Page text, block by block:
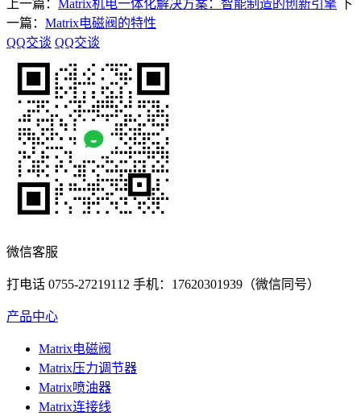
上一篇： Matrix机电一体化解决方案：智能制造的创新引擎 下
一篇： Matrix电磁阀的特性
QQ交谈 QQ交谈
微信客服
打电话 0755-27219112 手机：17620301939（微信同号）
产品中心
Matrix电磁阀
Matrix压力调节器
Matrix喷油器
Matrix连接线